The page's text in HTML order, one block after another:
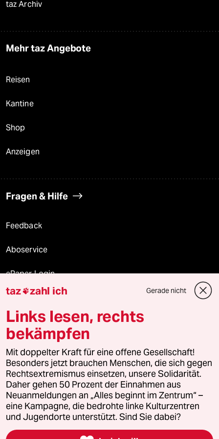
taz Archiv
Mehr taz Angebote
Reisen
Kantine
Shop
Anzeigen
Fragen & Hilfe
Feedback
Aboservice
ePaper Login
Downloads für Abonnierende
© 2026 taz Verlags und Vertriebs GmbH
Alle Rechte vorbehalten. Bei rechtlichen Fragen oder für Genehmigungen
wenden Sie sich bitte an
lizenzen@taz.de
Feedback Redaktionsstatut Kommune-Richtlinien
Leitlinie Informant Datenschutz Impressum AGB
Seitenwende Einwilligungen widerrufen (Ads)
taz zahl ich Gerade nicht
Links lesen, rechts
bekämpfen
Mit doppelter Kraft für eine offene Gesellschaft!
Besonders jetzt brauchen Menschen, die sich gegen
Rechtsextremismus einsetzen, unsere Solidarität.
Daher gehen 50 Prozent der Einnahmen aus
Neuanmeldungen an „Alles beginnt im Zentrum“ –
eine Kampagne, die bedrohte linke Kulturzentren
und Jugendorte unterstützt. Sind Sie dabei?